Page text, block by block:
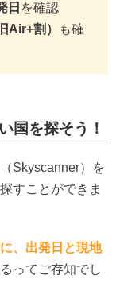
日 を確認
Air+割）
も確
国を探そう！
Skyscanner）を
すことができま
、出発日と現地
ってご存知でし